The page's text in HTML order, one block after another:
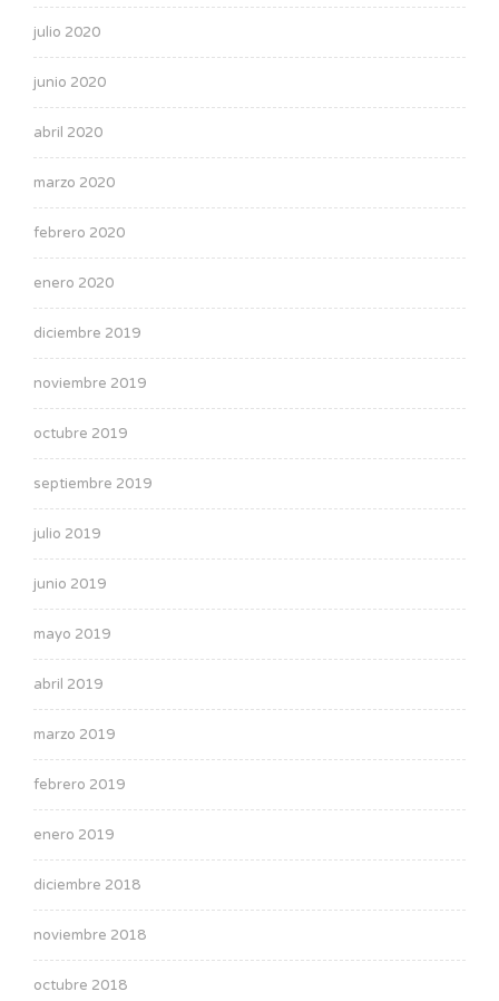
julio 2020
junio 2020
abril 2020
marzo 2020
febrero 2020
enero 2020
diciembre 2019
noviembre 2019
octubre 2019
septiembre 2019
julio 2019
junio 2019
mayo 2019
abril 2019
marzo 2019
febrero 2019
enero 2019
diciembre 2018
noviembre 2018
octubre 2018